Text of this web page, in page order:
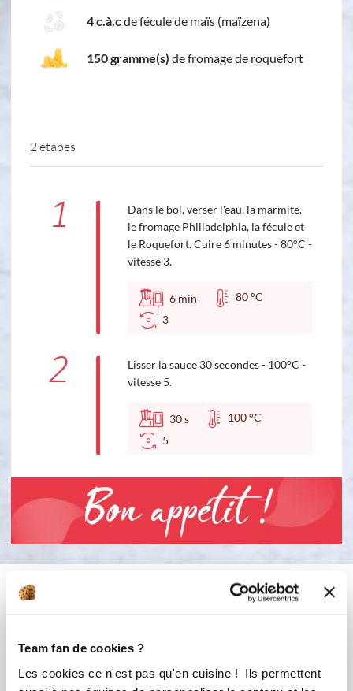
Team fan de cookies ?
Les cookies ce n'est pas qu'en cuisine ! Ils permettent
4 c.à.cde fécule de maïs (maïzena)
150 gramme(s) de fromage de roquefort
2 étapes
1
Dans le bol, verser l'eau, la marmite,
le fromage Phliladelphia, la fécule et
le Roquefort. Cuire 6 minutes - 80°C -
vitesse 3.
6 min
80 °C
3
2
Lisser la sauce 30 secondes - 100°C -
vitesse 5.
30s
100 °C
5
Bon appétit !
Vous aimerez aussi ...